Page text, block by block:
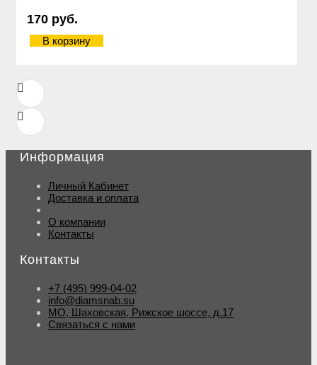
170 руб.
В корзину
Информация
Личный Кабинет
Доставка и оплата
О компании
Контакты
Контакты
+7 (495) 999-04-02
info@diamsnab.su
МО, Шаховская, Рижское шоссе, д.17
Связаться с нами